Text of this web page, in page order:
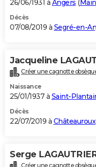
26/06/1931 à Angers (
Décès
07/08/2019 à Segré-en-
Jacqueline
Créer une cagnotte
Naissance
25/01/1937 à Saint-
Décès
22/07/2019 à Châteauroux
Serge
Créer une cagnotte